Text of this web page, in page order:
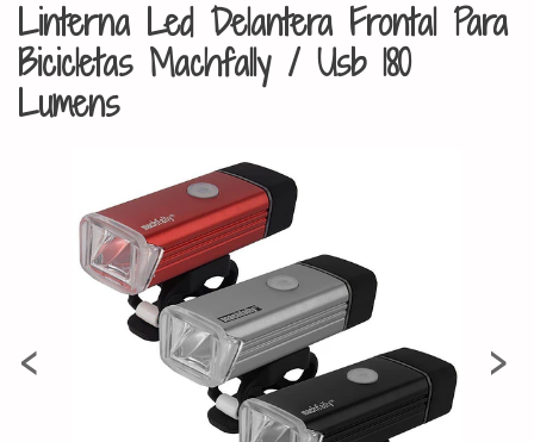
Linterna Led Delantera Frontal Para
Bicicletas Machfally / Usb 180
Lumens
‹ ›